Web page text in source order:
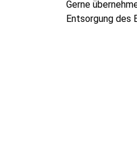
Gerne
Entsorgung des